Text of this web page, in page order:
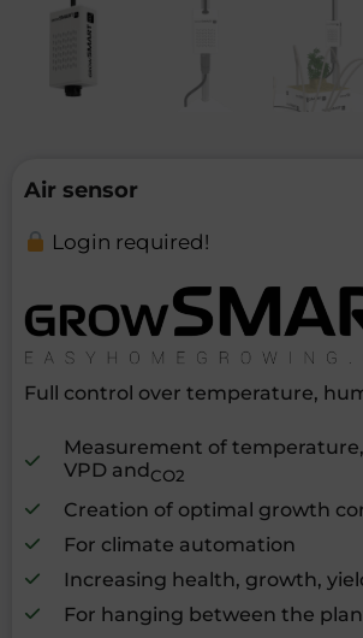
Air sensor
Login required!
Full control over temperature,
Measurement of
VPD and CO2
Creation of optimal growth
For climate automation
Increasing health, growth,
For hanging between the